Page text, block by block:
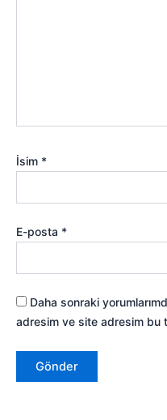
İsim *
E-posta *
Daha sonraki
adresim ve site adresim bu